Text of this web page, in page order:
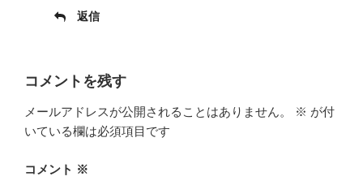
返信
コメントを残す
メールアドレスが公開されることはありません。 ※ が付
いている欄は必須項目です
コメント ※